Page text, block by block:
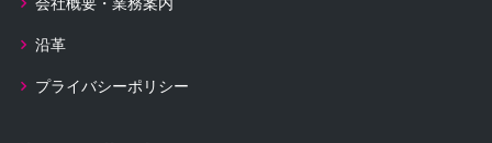
沿革
プライバシーポリシー